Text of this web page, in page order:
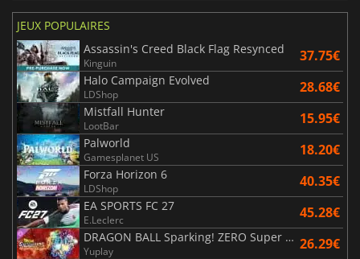
JEUX POPULAIRES
Assassin's Creed Black Flag Resynced
Kinguin 37.75€
Halo Campaign Evolved
LDShop 28.68€
Mistfall Hunter
LootBar 15.95€
Palworld
Gamesplanet US 18.20€
Forza Horizon 6
LDShop 40.35€
EA SPORTS FC 27
E.Leclerc 45.28€
DRAGON BALL Sparking! ZERO Super Limit Breaking NEO
Yuplay 26.29€